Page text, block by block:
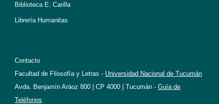
Biblioteca E. Carilla
Librería Humanitas
Contacto
Facultad de Filosofía y Letras - Universidad Nacional de Tucumán
Avda. Benjamín Aráoz 800 | CP 4000 | Tucumán - Guía de
Teléfonos